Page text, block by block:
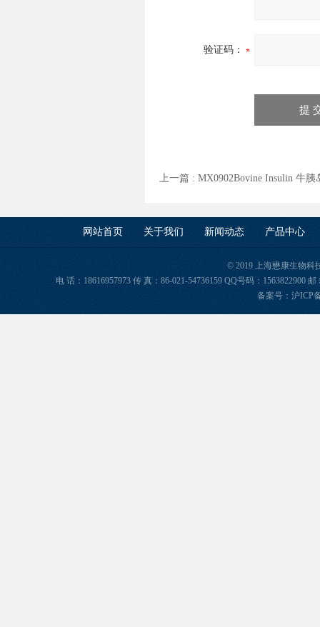
验证码：
上一篇 : MX0902Bovine Insulin 牛
网站首页 关于我们 新闻动态 产品中心
© 2019 上海懋康生物科
电 话：18616957973 传 真：86-021-54736159 QQ号码：1563822900
备案号： 沪ICP